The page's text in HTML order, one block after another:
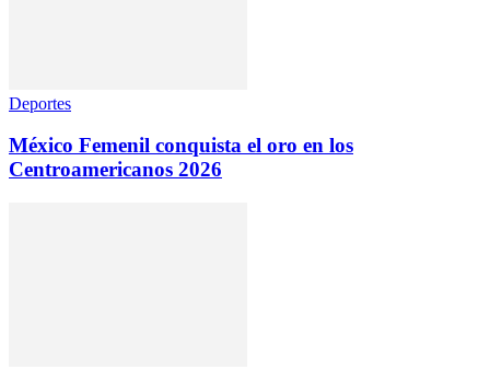
Deportes
México Femenil conquista el oro en los
Centroamericanos 2026